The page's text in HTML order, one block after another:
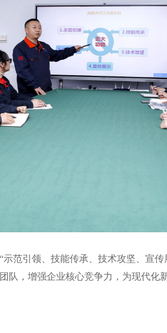
范引领、技能传承、技术攻坚、宣
队，增强企业核心竞争力，为现代化